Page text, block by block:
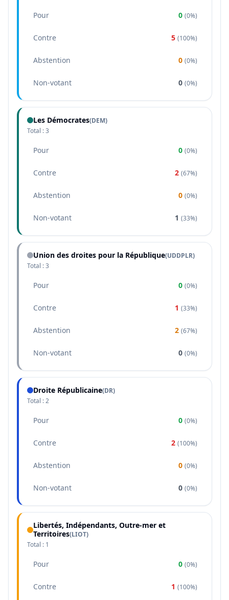
Pour 0 (0%)
Contre 5 (100%)
Abstention 0 (0%)
Non-votant 0 (0%)
Les Démocrates(DEM)
Total :3
Pour 0 (0%)
Contre 2 (67%)
Abstention 0 (0%)
Non-votant 1 (33%)
Union des droites pour la République(UDDPLR)
Total :3
Pour 0 (0%)
Contre 1 (33%)
Abstention 2 (67%)
Non-votant 0 (0%)
Droite Républicaine(DR)
Total :2
Pour 0 (0%)
Contre 2 (100%)
Abstention 0 (0%)
Non-votant 0 (0%)
Libertés, Indépendants, Outre-mer et
Territoires(LIOT)
Total : 1
Pour 0 (0%)
Contre 1 (100%)